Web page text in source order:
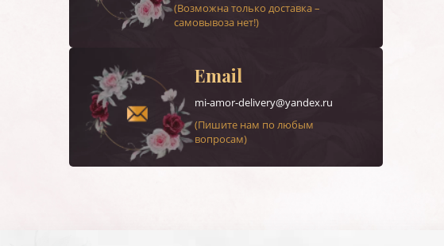
(Возможна только доставка –
самовывоза нет!)
Email
mi-amor-delivery@yandex.ru
(Пишите нам по любым
вопросам)